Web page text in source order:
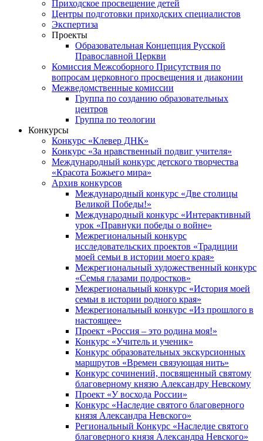
Приходское просвещение детей
Центры подготовки приходских специалистов
Экспертиза
Проекты
Образовательная Концепция Русской
Православной Церкви
Комиссия Межсоборного Присутствия по
вопросам церковного просвещения и диаконии
Межведомственные комиссии
Группа по созданию образовательных
центров
Группа по теологии
Конкурсы
Конкурс «Клевер ДНК»
Конкурс «За нравственный подвиг учителя»
Международный конкурс детского творчества
«Красота Божьего мира»
Архив конкурсов
Международный конкурс «Две столицы
Великой Победы!»
Международный конкурс «Интерактивный
урок «Правнуки победы о войне»
Межрегиональный конкурс
исследовательских проектов «Традиции
моей семьи в истории моего края»
Межрегиональный художественный конкурс
«Семья глазами подростков»
Межрегиональный конкурс «История моей
семьи в истории родного края»
Межрегиональный конкурс «Из прошлого в
настоящее»
Проект «Россия – это родина моя!»
Конкурс «Учитель и ученик»
Конкурс образовательных экскурсионных
маршрутов «Времен связующая нить»
Конкурс сочинений, посвященный святому
благоверному князю Александру Невскому
Проект «У восхода России»
Конкурс «Наследие святого благоверного
князя Александра Невского»
Региональный Конкурс «Наследие святого
благоверного князя Александра Невского»